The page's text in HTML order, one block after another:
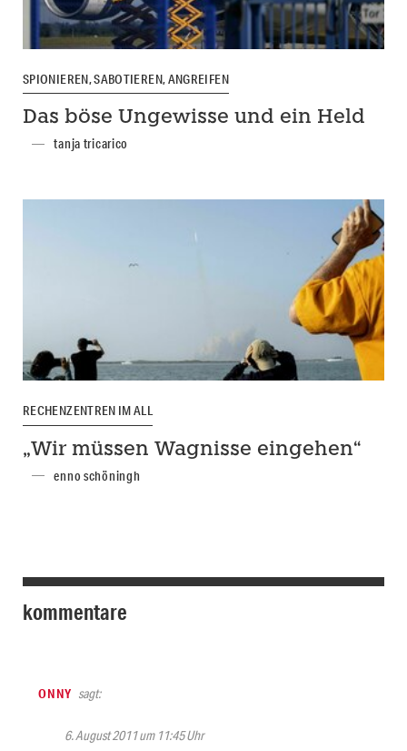
SPIONIEREN, SABOTIEREN, ANGREIFEN
Das böse Ungewisse und ein Held
tanja tricarico
RECHENZENTREN IM ALL
„Wir müssen Wagnisse eingehen“
enno schöningh
kommentare
ONNY sagt:
6. August 2011 um 11:45 Uhr